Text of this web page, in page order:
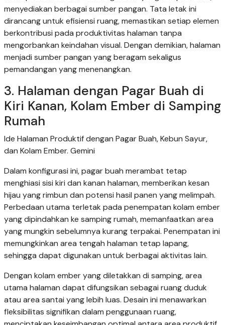
menyediakan berbagai sumber pangan. Tata letak ini
dirancang untuk efisiensi ruang, memastikan setiap elemen
berkontribusi pada produktivitas halaman tanpa
mengorbankan keindahan visual. Dengan demikian, halaman
menjadi sumber pangan yang beragam sekaligus
pemandangan yang menenangkan.
3. Halaman dengan Pagar Buah di
Kiri Kanan, Kolam Ember di Samping
Rumah
Ide Halaman Produktif dengan Pagar Buah, Kebun Sayur,
dan Kolam Ember. Gemini
Dalam konfigurasi ini, pagar buah merambat tetap
menghiasi sisi kiri dan kanan halaman, memberikan kesan
hijau yang rimbun dan potensi hasil panen yang melimpah.
Perbedaan utama terletak pada penempatan kolam ember
yang dipindahkan ke samping rumah, memanfaatkan area
yang mungkin sebelumnya kurang terpakai. Penempatan ini
memungkinkan area tengah halaman tetap lapang,
sehingga dapat digunakan untuk berbagai aktivitas lain.
Dengan kolam ember yang diletakkan di samping, area
utama halaman dapat difungsikan sebagai ruang duduk
atau area santai yang lebih luas. Desain ini menawarkan
fleksibilitas signifikan dalam penggunaan ruang,